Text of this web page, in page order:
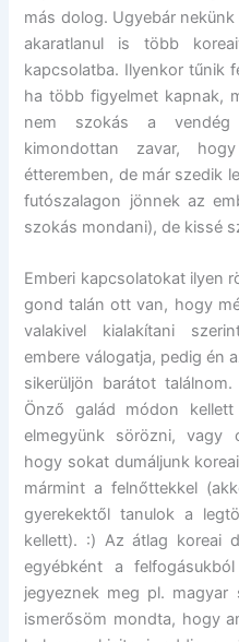
más dolog. Ugyebár
akaratlanul is több
kapcsolatba. Ilyenkor tűnik
ha több figyelmet kapnak,
nem szokás a vendég
kimondottan zavar,
étteremben, de már szedik
futószalagon jönnek az
szokás mondani), de kissé
Emberi kapcsolatokat ilyen
gond talán ott van, hogy
valakivel kialakítani
embere válogatja, pedig én
sikerüljön barátot
Önző galád módon
elmegyünk sörözni, vagy
hogy sokat dumáljunk
mármint a felnőttekkel
gyerekektől tanulok a
kellett). :) Az átlag koreai
egyébként a
jegyeznek meg pl. magyar
ismerősöm mondta, hogy